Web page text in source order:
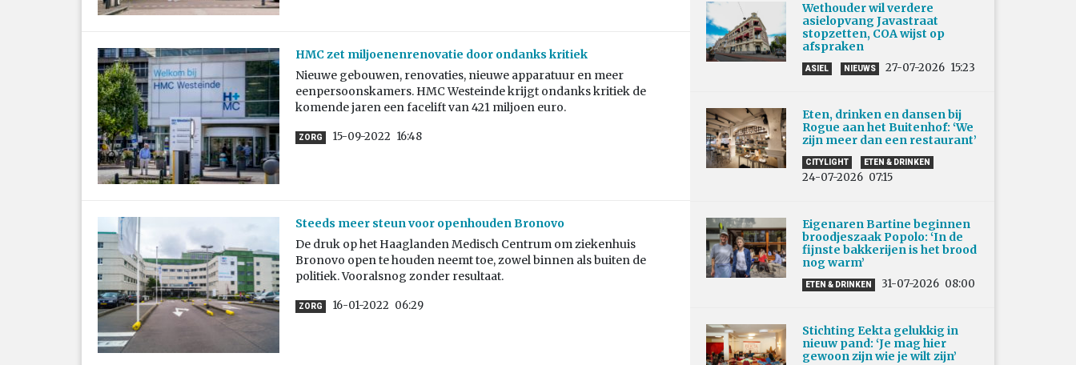
HMC zet miljoenenrenovatie door ondanks kritiek
Nieuwe gebouwen, renovaties, nieuwe apparatuur en meer
eenpersoonskamers. HMC Westeinde krijgt ondanks kritiek de
komende jaren een facelift van 421 miljoen euro.
ZORG 15-09-2022 16:48
Steeds meer steun voor openhouden Bronovo
De druk op het Haaglanden Medisch Centrum om ziekenhuis
Bronovo open te houden neemt toe, zowel binnen als buiten de
politiek. Vooralsnog zonder resultaat.
ZORG 16-01-2022 06:29
Wethouder wil verdere
asielopvang Javastraat
stopzetten, COA wijst op
afspraken
ASIEL NIEUWS 27-07-2026 15:23
Eten, drinken en dansen bij
Rogue aan het Buitenhof: ‘We
zijn meer dan een restaurant’
CITYLIGHT ETEN & DRINKEN
24-07-2026 07:15
Eigenaren Bartine beginnen
broodjeszaak Popolo: ‘In de
fijnste bakkerijen is het brood
nog warm’
ETEN & DRINKEN 31-07-2026 08:00
Stichting Eekta gelukkig in
nieuw pand: ‘Je mag hier
gewoon zijn wie je wilt zijn’